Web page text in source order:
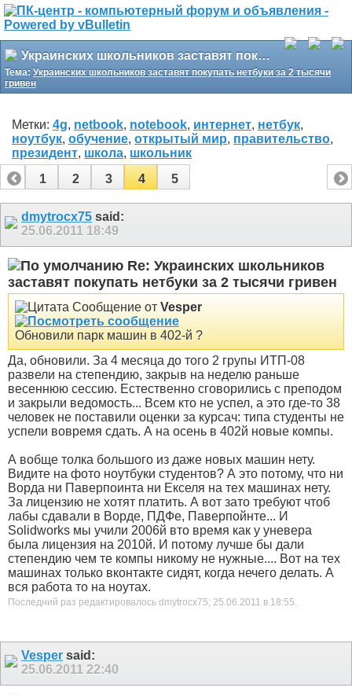
Украинских школьников заставят покупать нетбуки за 2 тысячи гривен
Тема: Украинских школьников заставят покупать нетбуки за 2 тысячи
гривен
Метки: 4g, netbook, notebook, интернет, нетбук,
ноутбук, обучение, открытый мир, правительство,
президент, школа, школьник
1
2 3 4 5
dmytrocx75 said:
25.06.2011 18:49
Re: Украинских школьников
заставят покупать нетбуки за 2 тысячи гривен
Сообщение от Vesper
Обновили парк машин в 402-й ?
Да, обновили. За 4 месяца до того 2 групы ИТП-08
развели на степендию, закрыв на неделю раньше
весеннюю сессию. Естественно сговорились с преподом
и закрыли ведомость... Всем кто не успел, а это где-то 38
человек не поставили оценки за курсач: типа студенты не
успели вовремя сдать. А на осень в 402й новые компы.
А вобще толка большого из даже новых машин нету.
Видите на фото ноутбуки студентов? А это потому, что ни
Ворда ни Паверпоинта ни Екселя на тех машинах нету.
За лицензию не хотят платить. А вот зато требуют чтоб
лабы сдавали в Ворде, ПДФе, Паверпойнте... И
Solidworks мы учили 2006й вто время как у уневера
была лицензия на 2010й. И потому лучше бы дали
степендию чем те компы никому не нужные.... Вот на тех
машинах только вконтакте сидят, когда нечего делать. А
вся работа то на ноутах.
Последний раз редактировалось dmytrocx75; 25.06.2011 в 18:55.
Vesper said:
25.06.2011 22:40